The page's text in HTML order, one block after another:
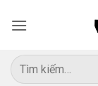
qua
dung
Tìm
kiếm: